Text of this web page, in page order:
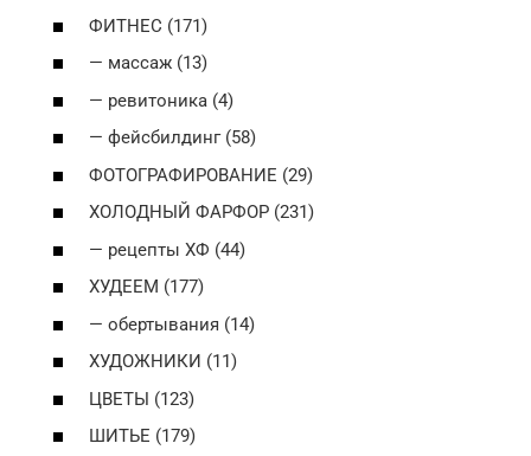
ФИТНЕС (171)
— массаж (13)
— ревитоника (4)
— фейсбилдинг (58)
ФОТОГРАФИРОВАНИЕ (29)
ХОЛОДНЫЙ ФАРФОР (231)
— рецепты ХФ (44)
ХУДЕЕМ (177)
— обертывания (14)
ХУДОЖНИКИ (11)
ЦВЕТЫ (123)
ШИТЬЕ (179)